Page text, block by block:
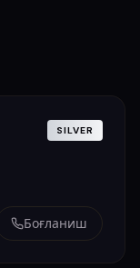
SILVER
Боғланиш